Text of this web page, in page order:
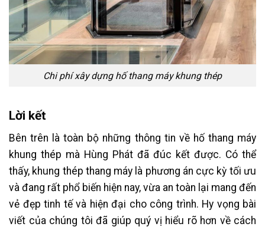
Chi phí xây dựng hố thang máy khung thép
Lời kết
Bên trên là toàn bộ những thông tin về hố thang máy
khung thép mà Hùng Phát đã đúc kết được. Có thể
thấy, khung thép thang máy là phương án cực kỳ tối ưu
và đang rất phổ biến hiện nay, vừa an toàn lại mang đến
vẻ đẹp tinh tế và hiện đại cho công trình. Hy vọng bài
viết của chúng tôi đã giúp quý vị hiểu rõ hơn về cách